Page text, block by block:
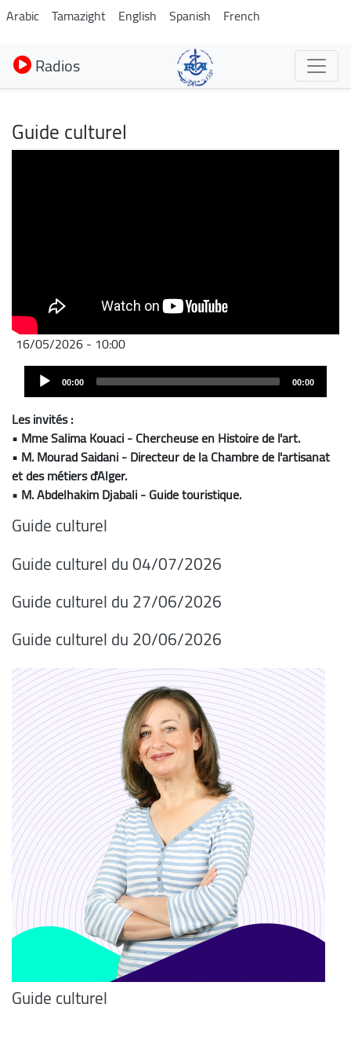
Aller
au
contenu
principal
Arabic Tamazight English Spanish French
Radios
Guide culturel
16/05/2026 - 10:00
Audio
Player 00:00 00:00
Les invités :
• Mme Salima Kouaci - Chercheuse en Histoire de l'art.
• M. Mourad Saidani - Directeur de la Chambre de l'artisanat
et des métiers d'Alger.
• M. Abdelhakim Djabali - Guide touristique.
Guide culturel
Guide culturel du 04/07/2026
Guide culturel du 27/06/2026
Guide culturel du 20/06/2026
Guide culturel